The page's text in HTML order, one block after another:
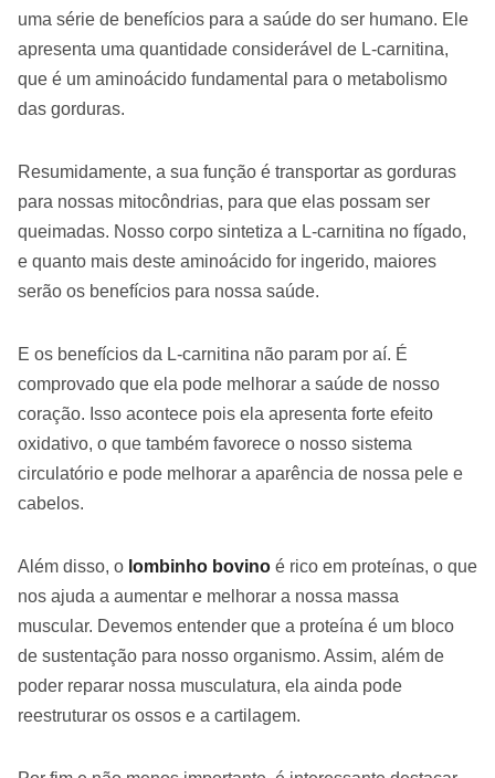
uma série de benefícios para a saúde do ser humano. Ele
apresenta uma quantidade considerável de L-carnitina,
que é um aminoácido fundamental para o metabolismo
das gorduras.
Resumidamente, a sua função é transportar as gorduras
para nossas mitocôndrias, para que elas possam ser
queimadas. Nosso corpo sintetiza a L-carnitina no fígado,
e quanto mais deste aminoácido for ingerido, maiores
serão os benefícios para nossa saúde.
E os benefícios da L-carnitina não param por aí. É
comprovado que ela pode melhorar a saúde de nosso
coração. Isso acontece pois ela apresenta forte efeito
oxidativo, o que também favorece o nosso sistema
circulatório e pode melhorar a aparência de nossa pele e
cabelos.
Além disso, o lombinho bovino é rico em proteínas, o que
nos ajuda a aumentar e melhorar a nossa massa
muscular. Devemos entender que a proteína é um bloco
de sustentação para nosso organismo. Assim, além de
poder reparar nossa musculatura, ela ainda pode
reestruturar os ossos e a cartilagem.